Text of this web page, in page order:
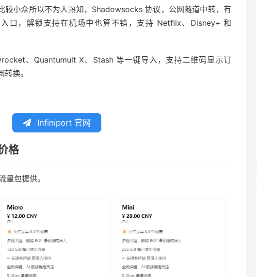
小众所以不为人熟知，Shadowsocks 协议，公网隧道中转，有
口，解锁支持在机场中也算不错，支持 Netflix、Disney+ 和
、Quantumult X、Stash 等一键导入，支持二维码显示订
换。
Infiniport 官网
格
量包提供。